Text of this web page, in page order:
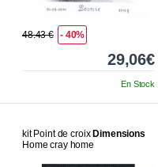
48.43 € - 40%
29,06€
En Stock
kit Point de croix Dimensions
Home cray home